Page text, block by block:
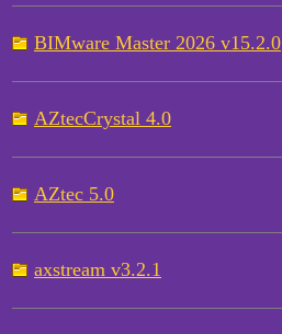
BIMware Master 2026 v15.2.0
AZtecCrystal 4.0
AZtec 5.0
axstream v3.2.1